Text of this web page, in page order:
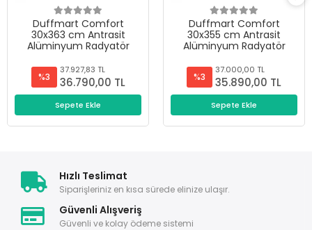
Duffmart Comfort
30x363 cm Antrasit
Alüminyum Radyatör
%3
37.927,83 TL
36.790,00 TL
Sepete Ekle
Duffmart Comfort
30x355 cm Antrasit
Alüminyum Radyatör
%3
37.000,00 TL
35.890,00 TL
Sepete Ekle
Hızlı Teslimat
Siparişleriniz en kısa sürede elinize ulaşır.
Güvenli Alışveriş
Güvenli ve kolay ödeme sistemi